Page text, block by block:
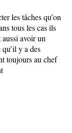
les tâches qu’on
tous les cas ils
avoir un
y a des
toujours au chef